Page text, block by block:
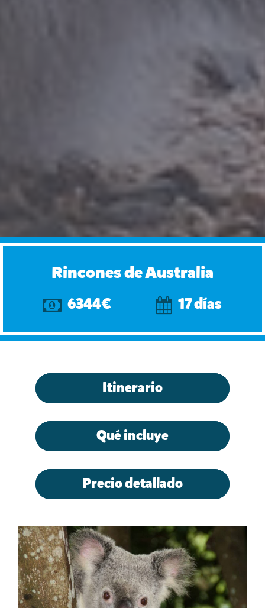
Rincones de Australia
6344€ 17 días
Itinerario
Qué incluye
Precio detallado